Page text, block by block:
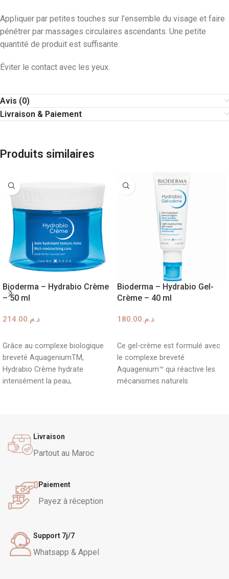
Appliquer par petites touches sur l’ensemble du visage et faire
pénétrer par massages circulaires ascendants. Une petite
quantité de produit est suffisante.
Éviter le contact avec les yeux.
Avis (0)
Livraison & Paiement
Produits similaires
Bioderma – Hydrabio Crème
– 50 ml
د.م.214.00
Grâce au complexe biologique
breveté AquageniumTM,
Hydrabio Crème hydrate
intensément la peau,
Bioderma – Hydrabio Gel-
Crème – 40 ml
د.م.180.00
Ce gel-crème est formulé avec
le complexe breveté
Aquagenium™ qui réactive les
mécanismes naturels
Livraison
Partout au Maroc
Paiement
Payez à réception
Support 7j/7
Whatsapp & Appel